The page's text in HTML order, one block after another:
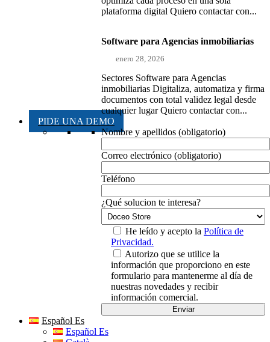
plataforma digital Quiero contactar con...
Software para Agencias inmobiliarias
enero 28, 2026
Sectores Software para Agencias
inmobiliarias Digitaliza, automatiza y firma
documentos con total validez legal desde
cualquier lugar Quiero contactar con...
PIDE UNA DEMO
Nombre y apellidos (obligatorio)
Correo electrónico (obligatorio)
Teléfono
¿Qué solucion te interesa?
He leído y acepto la Política de
Privacidad.
Autorizo que se utilice la
información que proporciono en este
formulario para mantenerme al día de
nuestras novedades y recibir
información comercial.
Español Es
Español Es